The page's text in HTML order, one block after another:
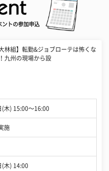
ントの参加申込
大林組】転勤&ジョブローテは怖くな
九州の現場から設
木) 15:00〜16:00
施
(木) 14:00